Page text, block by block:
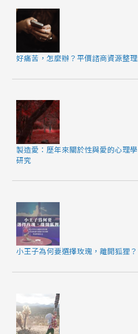
好痛苦，怎麼辦？平價諮商資源整理
製造愛：歷年來關於性與愛的心理學
研究
小王子為何要選擇玫瑰，離開狐狸？